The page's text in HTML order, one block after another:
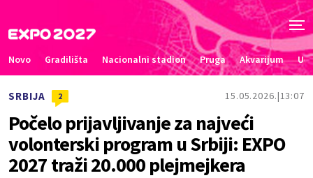
Novo Gradilišta Nacionalni stadion Pruga Akvarijum
SRBIJA 2 15.05.2026. 13:07
Počelo prijavljivanje za najveći
volonterski program u Srbiji: EXPO
2027 traži 20.000 plejmejkera